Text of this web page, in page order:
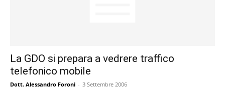
La GDO si prepara a vedrere traffico
telefonico mobile
Dott. Alessandro Foroni - 3 Settembre 2006